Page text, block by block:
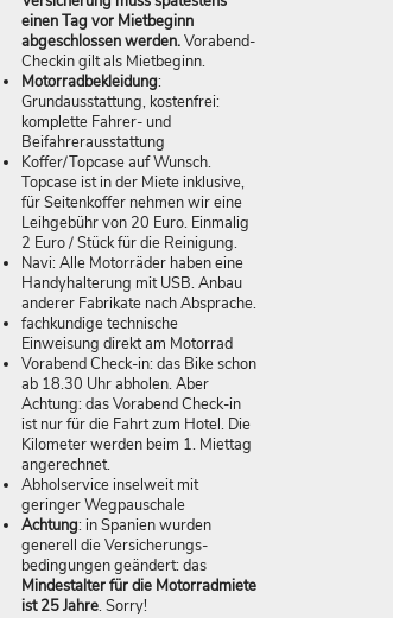
einen Tag vor Mietbeginn
abgeschlossen werden.Vorabend-
Checkin gilt als Mietbeginn.
Motorradbekleidung:
Grundausstattung, kostenfrei:
komplette Fahrer- und
Beifahrerausstattung
Koffer/Topcase auf Wunsch.
Topcase ist in der Miete inklusive,
für Seitenkoffer nehmen wir eine
Leihgebühr von 20 Euro. Einmalig
2 Euro / Stück für die Reinigung.
Navi: Alle Motorräder haben eine
Handyhalterung mit USB. Anbau
anderer Fabrikate nach Absprache.
fachkundige technische
Einweisung direkt am Motorrad
Vorabend Check-in: das Bike schon
ab 18.30 Uhr abholen. Aber
Achtung: das Vorabend Check-in
ist nur für die Fahrt zum Hotel. Die
Kilometer werden beim 1. Miettag
angerechnet.
Abholservice inselweit mit
geringer Wegpauschale
Achtung: in Spanien wurden
generell die Versich­­erungs­­
bedingungen geändert: das
Mindestalter für die Motorradmiete
ist 25 Jahre. Sorry!